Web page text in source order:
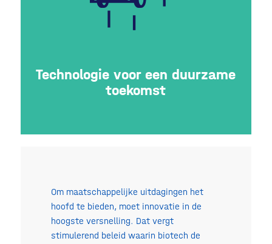
Technologie voor een duurzame
toekomst
Om maatschappelijke uitdagingen het
hoofd te bieden, moet innovatie in de
hoogste versnelling. Dat vergt
stimulerend beleid waarin biotech de